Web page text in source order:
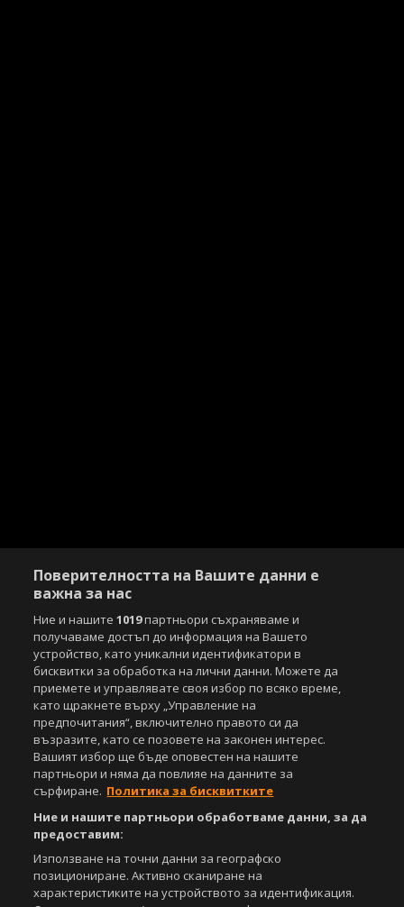
Поверителността на Вашите данни е
важна за нас
Ние и нашите1019партньори съхраняваме и
получаваме достъп до информация на Вашето
устройство, като уникални идентификатори в
бисквитки за обработка на лични данни. Можете да
приемете и управлявате своя избор по всяко време,
като щракнете върху „Управление на
предпочитания“, включително правото си да
възразите, като се позовете на законен интерес.
Вашият избор ще бъде оповестен на нашите
партньори и няма да повлияе на данните за
сърфиране. Политика за бисквитките
Ние и нашите партньори обработваме данни, за да
предоставим:
Използване на точни данни за географско
позициониране. Активно сканиране на
характеристиките на устройството за идентификация.